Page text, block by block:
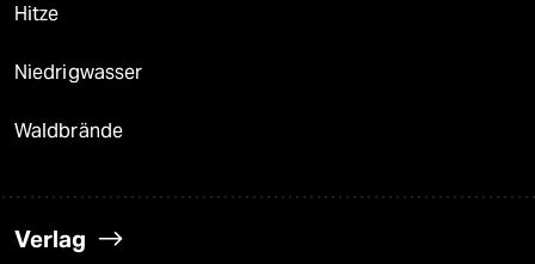
Hitze
Niedrigwasser
Waldbrände
Verlag